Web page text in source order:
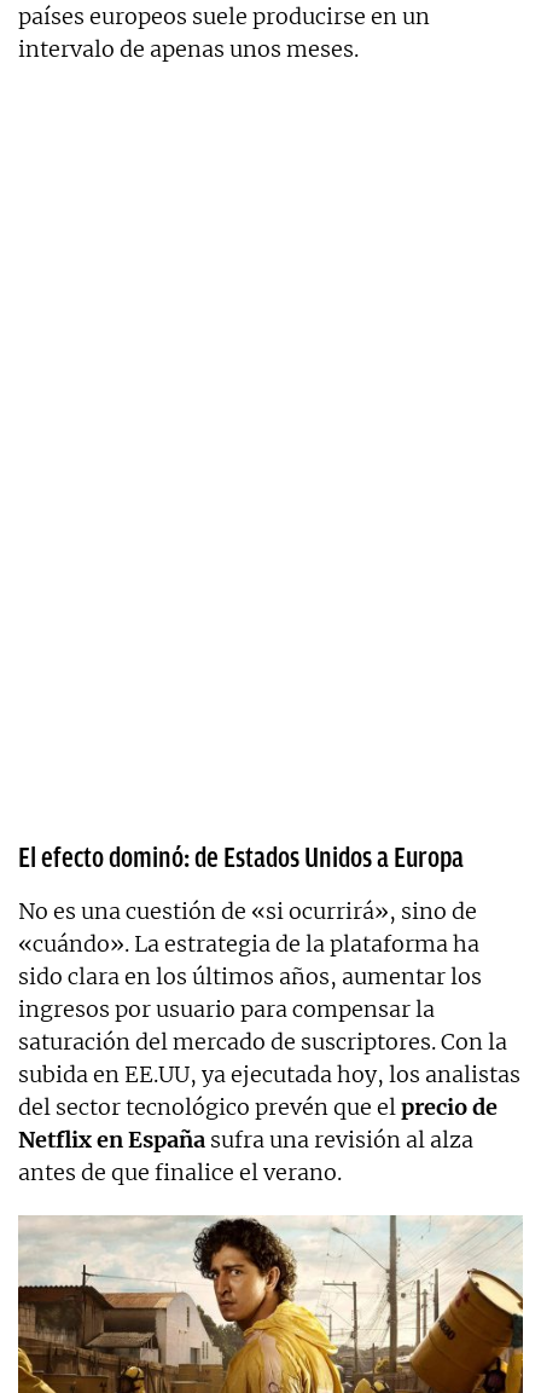
países europeos suele producirse en un
intervalo de apenas unos meses.
El efecto dominó: de Estados Unidos a Europa
No es una cuestión de «si ocurrirá», sino de
«cuándo». La estrategia de la plataforma ha
sido clara en los últimos años, aumentar los
ingresos por usuario para compensar la
saturación del mercado de suscriptores. Con la
subida en EE.UU, ya ejecutada hoy, los analistas
del sector tecnológico prevén que elprecio de
Netflix en España sufra una revisión al alza
antes de que finalice el verano.